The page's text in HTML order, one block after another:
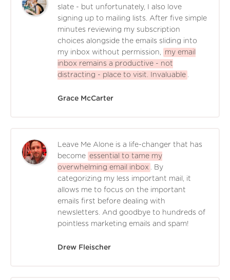
slate - but unfortunately, I also love
signing up to mailing lists. After five simple
minutes reviewing my subscription
choices alongside the emails sliding into
my inbox without permission,
my email
inbox remains a productive - not
distracting - place to visit. Invaluable .
Grace McCarter
Leave Me Alone is a life-changer that has
become essential to tame my
overwhelming email inbox . By
categorizing my less important mail, it
allows me to focus on the important
emails first before dealing with
newsletters. And goodbye to hundreds of
pointless marketing emails and spam!
Drew Fleischer